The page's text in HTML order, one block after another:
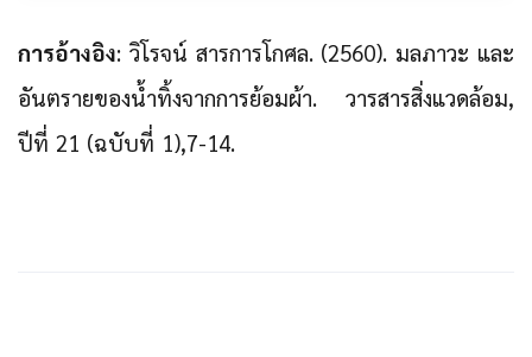
การอ้างอิง: วิโรจน์ สารการโกศล. (2560). มลภาวะ และ
อันตรายของน้ำทิ้งจากการย้อมผ้า. วารสารสิ่งแวดล้อม,
ปีที่ 21 (ฉบับที่ 1),7-14.